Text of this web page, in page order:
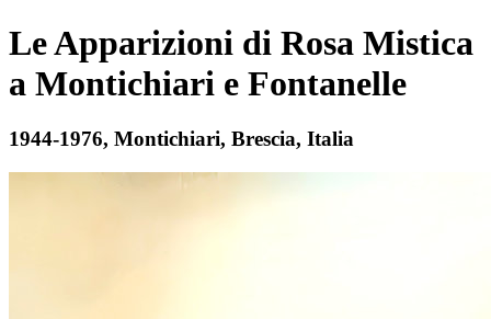
Le Apparizioni di Rosa Mistica
a Montichiari e Fontanelle
1944-1976, Montichiari, Brescia, Italia